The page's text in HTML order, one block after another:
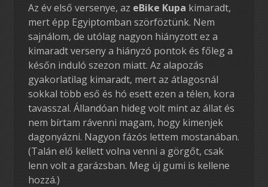
Az év első versenye, az eBike Kupa kimaradt,
mert épp Egyiptomban szörföztünk. Nem
sajnálom, de utólag nagyon hiányzott ez a
kimaradt verseny a hiányzó pontok és főleg a
későn induló szezon miatt. Az alapozás
gyakorlatilag kimaradt, mert az átlagosnál
sokkal több eső és hó esett ezen a télen, kora
tavasszal. Állandóan hideg volt mint az állat és
nem bírtam rávenni magam, hogy kimenjek
dagonyázni. Nagyon fázós lettem mostanában.
(Talán elő kellett volna venni a görgőt, csak
lenn volt a garázsban. Meg új gumi is kellene
hozzá.)